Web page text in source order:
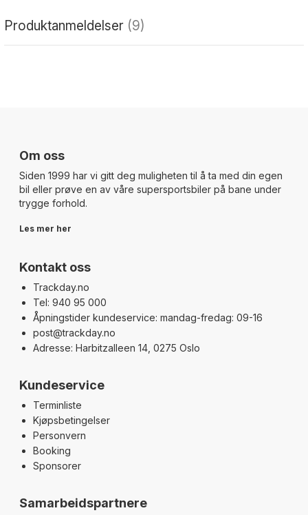
Produktanmeldelser 9
Om oss
Siden 1999 har vi gitt deg muligheten til å ta med din egen
bil eller prøve en av våre supersportsbiler på bane under
trygge forhold.
Les mer her
Kontakt oss
Trackday.no
Tel: 940 95 000
Åpningstider kundeservice: mandag-fredag: 09-16
post@trackday.no
Adresse: Harbitzalleen 14, 0275 Oslo
Kundeservice
Terminliste
Kjøpsbetingelser
Personvern
Booking
Sponsorer
Samarbeidspartnere